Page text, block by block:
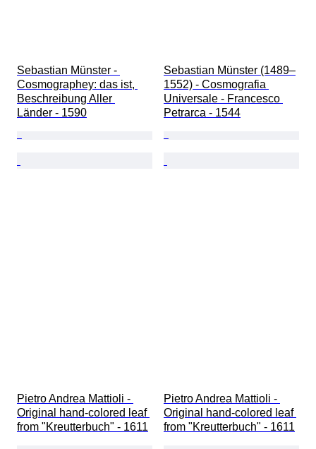
Sebastian Münster -
Cosmographey: das ist,
Beschreibung Aller
Länder - 1590
Sebastian Münster (1489–
1552) - Cosmografia
Universale - Francesco
Petrarca - 1544
Pietro Andrea Mattioli -
Original hand-colored leaf
from "Kreutterbuch" - 1611
Pietro Andrea Mattioli -
Original hand-colored leaf
from "Kreutterbuch" - 1611